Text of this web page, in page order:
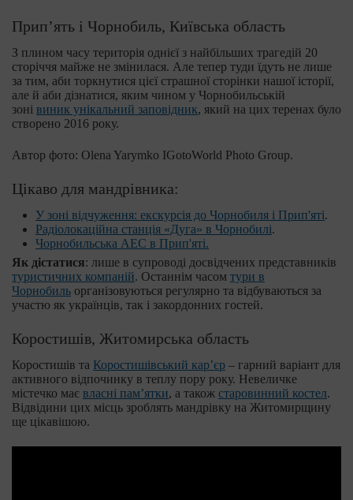
Прип’ять і Чорнобиль, Київська область
З плином часу територія однієї з найбільших трагедій 20
сторіччя майже не змінилася. Але тепер туди їдуть не лише
за тим, аби торкнутися цієї страшної сторінки нашої історії,
але й аби дізнатися, яким чином у Чорнобильській
зоні виник унікальний заповідник, який на цих теренах було
створено 2016 року.
Автор фото: Olena Yarymko IGotoWorld Photo Group.
Цікаво для мандрівника:
У зоні відчуження: екскурсія до Чорнобиля і Прип'яті.
Радіолокаційна станція «Дуга» в Чорнобилі.
Чорнобильська АЕС в Прип'яті.
Як дістатися: лише в супроводі досвідчених представників
туристичних компаній. Останнім часом тури в
Чорнобиль організовуються регулярно та відбуваються за
участю як українців, так і закордонних гостей.
Коростишів, Житомирська область
Коростишів та Коростишівський кар’єр – гарний варіант для
активного відпочинку в теплу пору року. Невеличке
містечко має власні пам’ятки, а також старовинний костел.
Відвідини цих місць зроблять мандрівку на Житомирщину
ще цікавішою.